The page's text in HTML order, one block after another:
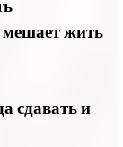
мешает жить
сдавать и